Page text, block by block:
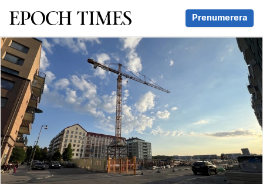
Svenska Epoch Times Prenumerera